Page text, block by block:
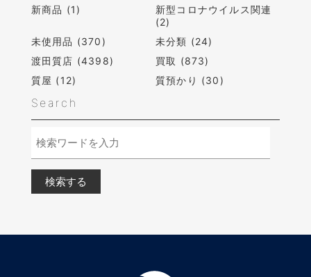
新商品 (1)
新型コロナウイルス関連
(2)
未使用品 (370)
未分類 (24)
渡田質店 (4398)
買取 (873)
質屋 (12)
質預かり (30)
Search